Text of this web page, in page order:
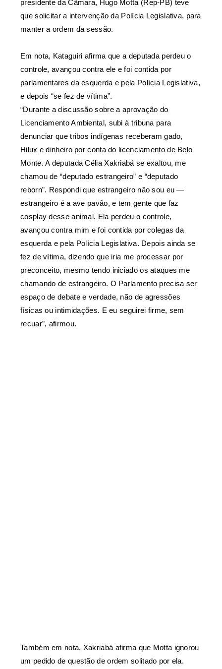
presidente da Câmara, Hugo Motta (Rep-PB) teve
que solicitar a intervenção da Polícia Legislativa, para
manter a ordem da sessão.
Em nota, Kataguiri afirma que a deputada perdeu o
controle, avançou contra ele e foi contida por
parlamentares da esquerda e pela Polícia Legislativa,
e depois “se fez de vítima”.
“Durante a discussão sobre a aprovação do
Licenciamento Ambiental, subi à tribuna para
denunciar que tribos indígenas receberam gado,
Hilux e dinheiro por conta do licenciamento de Belo
Monte. A deputada Célia Xakriabá se exaltou, me
chamou de “deputado estrangeiro” e “deputado
reborn”. Respondi que estrangeiro não sou eu —
estrangeiro é a ave pavão, e tem gente que faz
cosplay desse animal. Ela perdeu o controle,
avançou contra mim e foi contida por colegas da
esquerda e pela Polícia Legislativa. Depois ainda se
fez de vítima, dizendo que iria me processar por
preconceito, mesmo tendo iniciado os ataques me
chamando de estrangeiro. O Parlamento precisa ser
espaço de debate e verdade, não de agressões
físicas ou intimidações. E eu seguirei firme, sem
recuar”, afirmou.
Também em nota, Xakriabá afirma que Motta ignorou
um pedido de questão de ordem solitado por ela.